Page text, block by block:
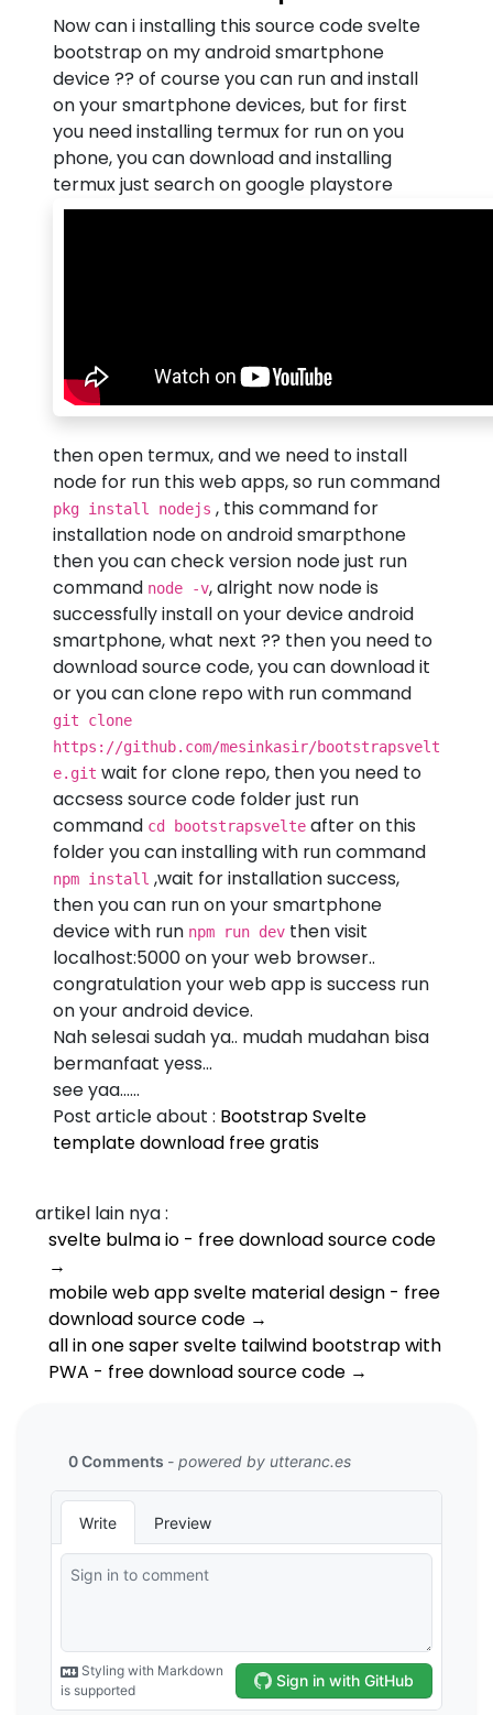
Now can i installing this source code svelte
bootstrap on my android smartphone
device ?? of course you can run and install
on your smartphone devices, but for first
you need installing termux for run on you
phone, you can download and installing
termux just search on google playstore
then open termux, and we need to install
node for run this web apps, so run command
pkg install nodejs , this command for
installation node on android smarpthone
then you can check version node just run
command node -v, alright now node is
successfully install on your device android
smartphone, what next ?? then you need to
download source code, you can download it
or you can clone repo with run command
git clone
https://github.com/mesinkasir/bootstrapsvelt
e.git wait for clone repo, then you need to
accsess source code folder just run
command cd bootstrapsvelte after on this
folder you can installing with run command
npm install ,wait for installation success,
then you can run on your smartphone
device with run npm run dev then visit
localhost:5000 on your web browser..
congratulation your web app is success run
on your android device.
Nah selesai sudah ya.. mudah mudahan bisa
bermanfaat yess...
see yaa......
Post article about : Bootstrap Svelte
template download free gratis
artikel lain nya :
svelte bulma io - free download source code
→
mobile web app svelte material design - free
download source code →
all in one saper svelte tailwind bootstrap with
PWA - free download source code →